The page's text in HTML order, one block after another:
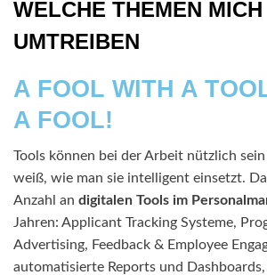
WELCHE THEMEN MICH
UMTREIBEN
A FOOL WITH A
A FOOL!
Tools können bei der Arbeit nützlich sein
weiß, wie man sie intelligent einsetzt.
Anzahl an digitalen Tools im
Jahren: Applicant Tracking Systeme,
Advertising, Feedback & Employee
automatisierte Reports und